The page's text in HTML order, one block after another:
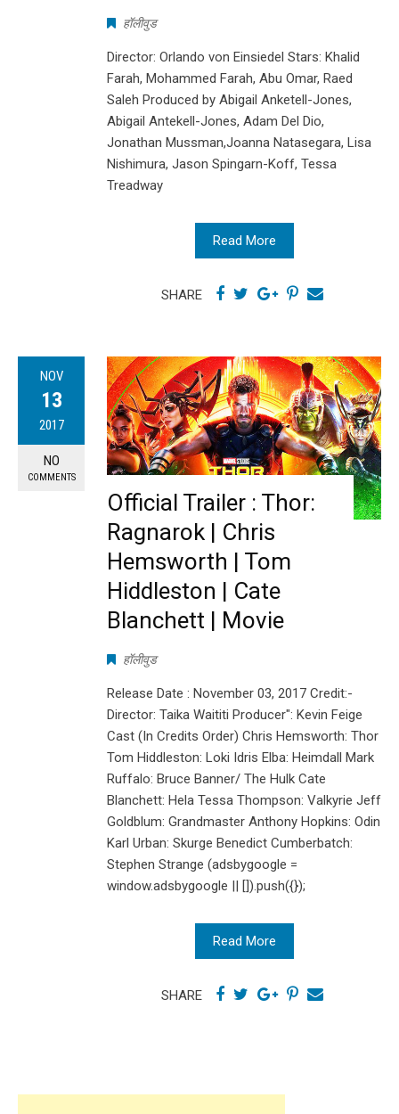
हॉलीवुड
Director: Orlando von Einsiedel Stars: Khalid
Farah, Mohammed Farah, Abu Omar, Raed
Saleh Produced by Abigail Anketell-Jones,
Abigail Antekell-Jones, Adam Del Dio,
Jonathan Mussman,Joanna Natasegara, Lisa
Nishimura, Jason Spingarn-Koff, Tessa
Treadway
Read More
SHARE
NOV
13
2017
NO
COMMENTS
Official Trailer : Thor:
Ragnarok | Chris
Hemsworth | Tom
Hiddleston | Cate
Blanchett | Movie
हॉलीवुड
Release Date : November 03, 2017 Credit:-
Director: Taika Waititi Producer": Kevin Feige
Cast (In Credits Order) Chris Hemsworth: Thor
Tom Hiddleston: Loki Idris Elba: Heimdall Mark
Ruffalo: Bruce Banner/ The Hulk Cate
Blanchett: Hela Tessa Thompson: Valkyrie Jeff
Goldblum: Grandmaster Anthony Hopkins: Odin
Karl Urban: Skurge Benedict Cumberbatch:
Stephen Strange (adsbygoogle =
window.adsbygoogle || []).push({});
Read More
SHARE